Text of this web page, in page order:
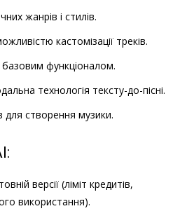
жанрів і стилів.
кастомізації треків.
функціоналом.
технологія тексту-до-пісні.
для створення музики.
версії (ліміт кредитів,
використання).